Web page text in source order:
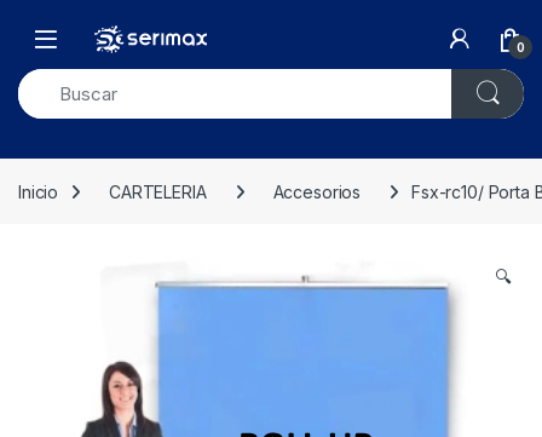
Open 0
Inicio CARTELERIA Accesorios Fsx-rc10/ Porta
🔍